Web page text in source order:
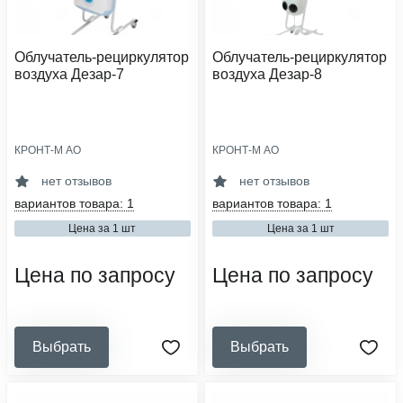
Облучатель-рециркулятор
воздуха Дезар-7
i-v
передвижной
потребляемая мощность, вт:
КРОНТ-М АО
нет отзывов
вариантов товара: 1
Цена за 1 шт
Цена по запросу
Выбрать
Облучатель-рециркулятор
воздуха Дезар-8
i-v
передвижной
количество ламп, шт:
КРОНТ-М АО
нет отзывов
вариантов товара: 1
Цена за 1 шт
Цена по запросу
Выбрать